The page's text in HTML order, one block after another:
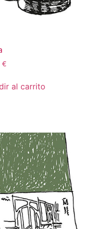
€
al carrito